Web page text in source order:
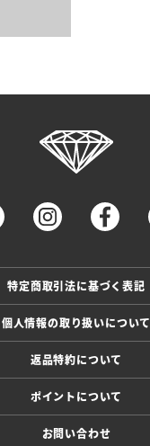
特定商取引法に基づく表記
個人情報の取り扱いについて
返品特約について
ポイントについて
お問い合わせ